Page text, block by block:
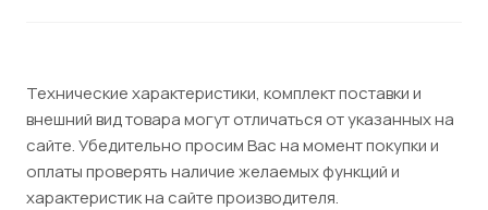
Технические характеристики, комплект поставки и
внешний вид товара могут отличаться от указанных на
сайте. Убедительно просим Вас на момент покупки и
оплаты проверять наличие желаемых функций и
характеристик на сайте производителя.